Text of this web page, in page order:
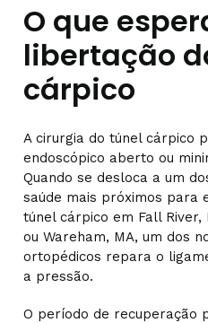
O que
libertação
cárpico
A cirurgia do túnel cárpico
endoscópico aberto ou
Quando se desloca a um
saúde mais próximos para
túnel cárpico em Fall
ou Wareham, MA, um dos
ortopédicos repara o
a pressão.
O período de recuperação